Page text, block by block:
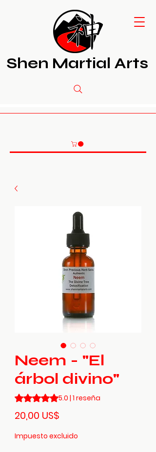
Shen Martial Arts
Neem - "El
árbol divino"
Según 1 reseña, la calificación es de 5.0
5.0 | 1 reseña
20,00 US$
Impuesto excluido